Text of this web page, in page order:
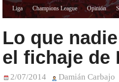
Liga Champions League Opinión
Lo que
el fichaje de
2/07/2014 Damián Carbajo